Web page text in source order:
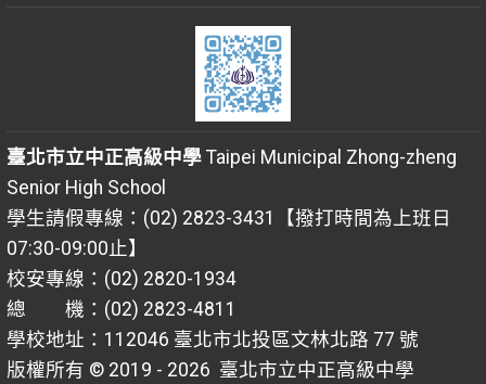
臺北市立中正高級中學Taipei Municipal Zhong-zheng
Senior High School
學生請假專線：(02) 2823-3431【撥打時間為上班日
07:30-09:00止】
校安專線：(02) 2820-1934
總 機：(02) 2823-4811
學校地址：112046 臺北市北投區文林北路 77 號
版權所有 © 2019 - 2026 臺北市立中正高級中學